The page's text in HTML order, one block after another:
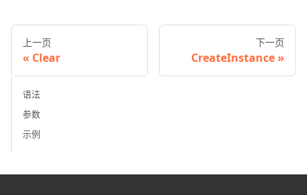
上一页
Clear
下一页
CreateInstance
语法
参数
示例